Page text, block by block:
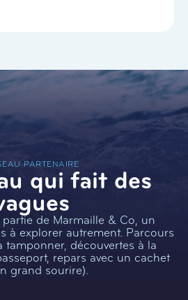
PARTENAIRE
qui fait des
partie de Marmaille & Co, un
à explorer autrement. Parcours
tamponner, découvertes à la
repars avec un cachet
grand sourire).